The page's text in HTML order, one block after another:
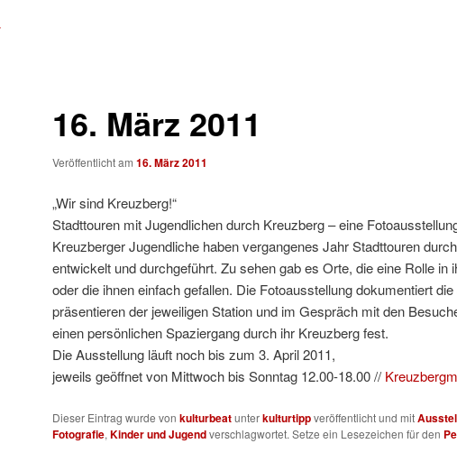
16. März 2011
Veröffentlicht am 16. März 2011
„Wir sind Kreuzberg!“
Stadttouren mit Jugendlichen durch Kreuzberg – eine
Kreuzberger Jugendliche haben vergangenes Jahr Stadttouren
entwickelt und durchgeführt. Zu sehen gab es Orte, die eine Rolle in
oder die ihnen einfach gefallen. Die Fotoausstellung dokumentiert
präsentieren der jeweiligen Station und im Gespräch mit den
einen persönlichen Spaziergang durch ihr Kreuzberg fest.
Die Ausstellung läuft noch bis zum 3. April 2011,
jeweils geöffnet von Mittwoch bis Sonntag 12.00-18.00 //
Dieser Eintrag wurde von kulturbeatunterkulturtippveröffentlicht und mit
Fotografie, Kinder und Jugendverschlagwortet. Setze ein Lesezeichen für den